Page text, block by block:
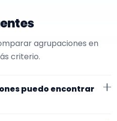
agrupaciones en
criterio.
puedo encontrar